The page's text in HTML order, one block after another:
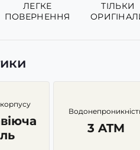
ЛЕГКЕ
ПОВЕРНЕННЯ
ТІЛЬКИ
3 ATM